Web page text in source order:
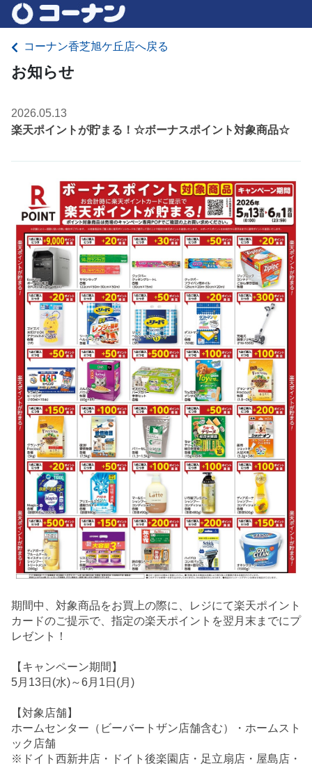
コーナン香芝旭ケ丘店へ戻る
お知らせ
2026.05.13
楽天ポイントが貯まる！☆ボーナスポイント対象商品☆
期間中、対象商品をお買上の際に、レジにて楽天ポイント
カードのご提示で、指定の楽天ポイントを翌月末までにプ
レゼント！
【キャンペーン期間】
5月13日(水)～6月1日(月)
【対象店舗】
ホームセンター（ビーバートザン店舗含む）・ホームスト
ック店舗
※ドイト西新井店・ドイト後楽園店・足立扇店・屋島店・